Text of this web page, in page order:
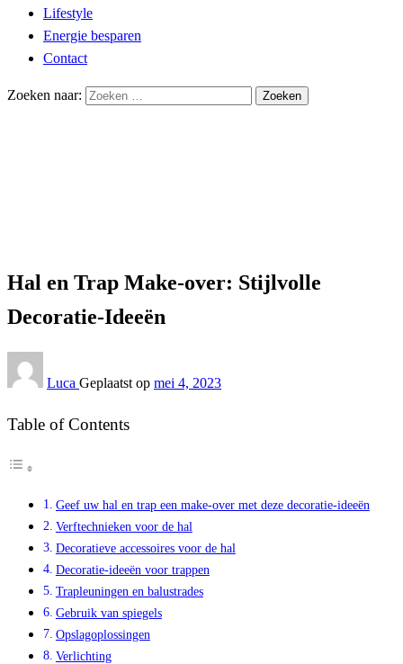
Lifestyle
Energie besparen
Contact
Zoeken naar:
Hal en Trap Make-over: Stijlvolle
Decoratie-Ideeën
Luca Geplaatst op mei 4, 2023
Table of Contents
Geef uw hal en trap een make-over met deze decoratie-ideeën
Verftechnieken voor de hal
Decoratieve accessoires voor de hal
Decoratie-ideeën voor trappen
Trapleuningen en balustrades
Gebruik van spiegels
Opslagoplossingen
Verlichting